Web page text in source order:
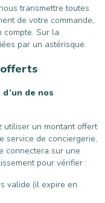
transmettre toutes
de votre commande,
compte. Sur la
par un astérisque.
de nos
utiliser un montant offert
service de conciergerie,
connectera sur une
pour vérifier :
valide (il expire en